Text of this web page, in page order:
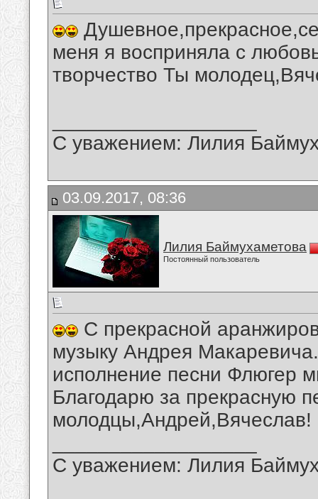
меня я восприняла с
творчество Ты
С уважением: Лилия
03.09.2017, 08:36
Лилия Баймухаметова
Постоянный пользователь
С прекрасной
музыку Андрея
исполнение песни Флюгер
Благодарю за прекрасную
молодцы,Андрей,Вячеслав!
С уважением: Лилия